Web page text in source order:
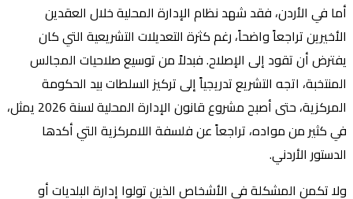
أما في الأردن، فقد شهد نظام الإدارة المحلية خلال العقدين
الأخيرين تراجعاً واضحاً، رغم كثرة التعديلات التشريعية التي كان
يفترض أن تقود إلى الإصلاح. فبدلاً من توسيع صلاحيات المجالس
المنتخبة، اتجه التشريع تدريجياً إلى تركيز السلطات بيد الحكومة
المركزية، حتى أصبح مشروع قانون الإدارة المحلية لسنة 2026 يمثل،
في كثير من مواده، تراجعاً عن فلسفة اللامركزية التي أكدها
الدستور الأردني.
ولا تكمن المشكلة في الأشخاص الذين تولوا إدارة البلديات أو